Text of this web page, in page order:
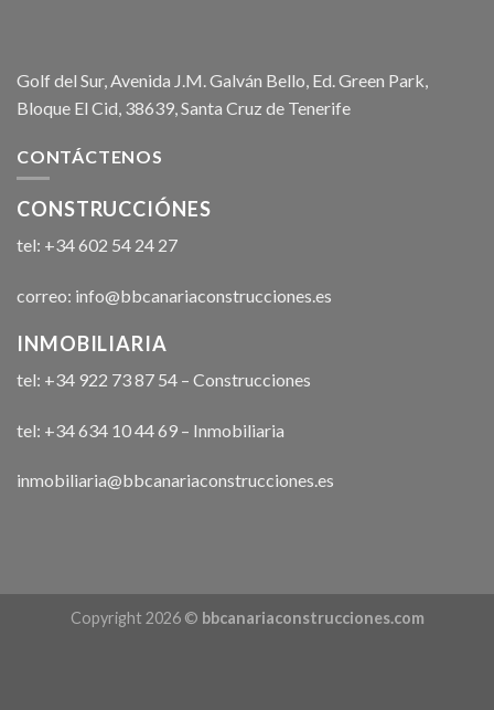
Golf del Sur, Avenida J.M. Galván Bello, Ed. Green Park,
Bloque El Cid, 38639, Santa Cruz de Tenerife
CONTÁCTENOS
CONSTRUCCIÓNES
tel: +34 602 54 24 27
correo: info@bbcanariaconstrucciones.es
INMOBILIARIA
tel: +34 922 73 87 54 – Construcciones
tel: +34 634 10 44 69 – Inmobiliaria
inmobiliaria@bbcanariaconstrucciones.es
Copyright 2026 © bbcanariaconstrucciones.com